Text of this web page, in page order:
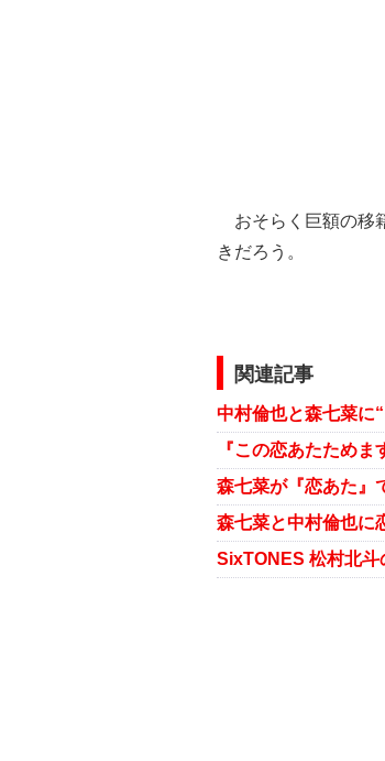
おそらく巨額の移
きだろう。
関連記事
『この恋あたため
森七菜が『恋あた』